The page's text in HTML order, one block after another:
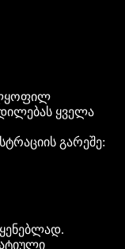
ყველა
გარეშე: